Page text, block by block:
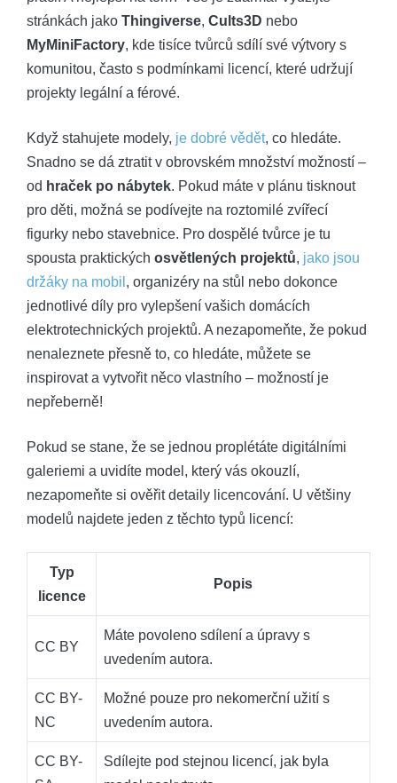
stránkách jako Thingiverse, Cults3D nebo
MyMiniFactory, kde tisíce tvůrců sdílí své výtvory s
komunitou, často s podmínkami licencí, které udržují
projekty legální a férové.
Když stahujete modely, je dobré vědět, co hledáte.
Snadno se dá ztratit v obrovském množství možností –
od hraček po nábytek. Pokud máte v plánu tisknout
pro děti, možná se podívejte na roztomilé zvířecí
figurky nebo stavebnice. Pro dospělé tvůrce je tu
spousta praktických osvětlených projektů, jako jsou
držáky na mobil , organizéry na stůl nebo dokonce
jednotlivé díly pro vylepšení vašich domácích
elektrotechnických projektů. A nezapomeňte, že pokud
nenaleznete přesně to, co hledáte, můžete se
inspirovat a vytvořit něco vlastního – možností je
nepřeberně!
Pokud se stane, že se jednou proplétáte digitálními
galeriemi a uvidíte model, který vás okouzlí,
nezapomeňte si ověřit detaily licencování. U většiny
modelů najdete jeden z těchto typů licencí:
Typ
licence
Popis
CC BY
Máte povoleno sdílení a úpravy s
uvedením autora.
CC BY-
NC
Možné pouze pro nekomerční užití s
uvedením autora.
CC BY-
Sdílejte pod stejnou licencí, jak byla